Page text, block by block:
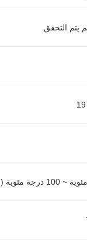
يتم التحقق